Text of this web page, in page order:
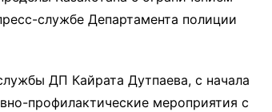
службе Департамента полиции
ДП Кайрата Дутпаева, с начала
профилактические мероприятия с